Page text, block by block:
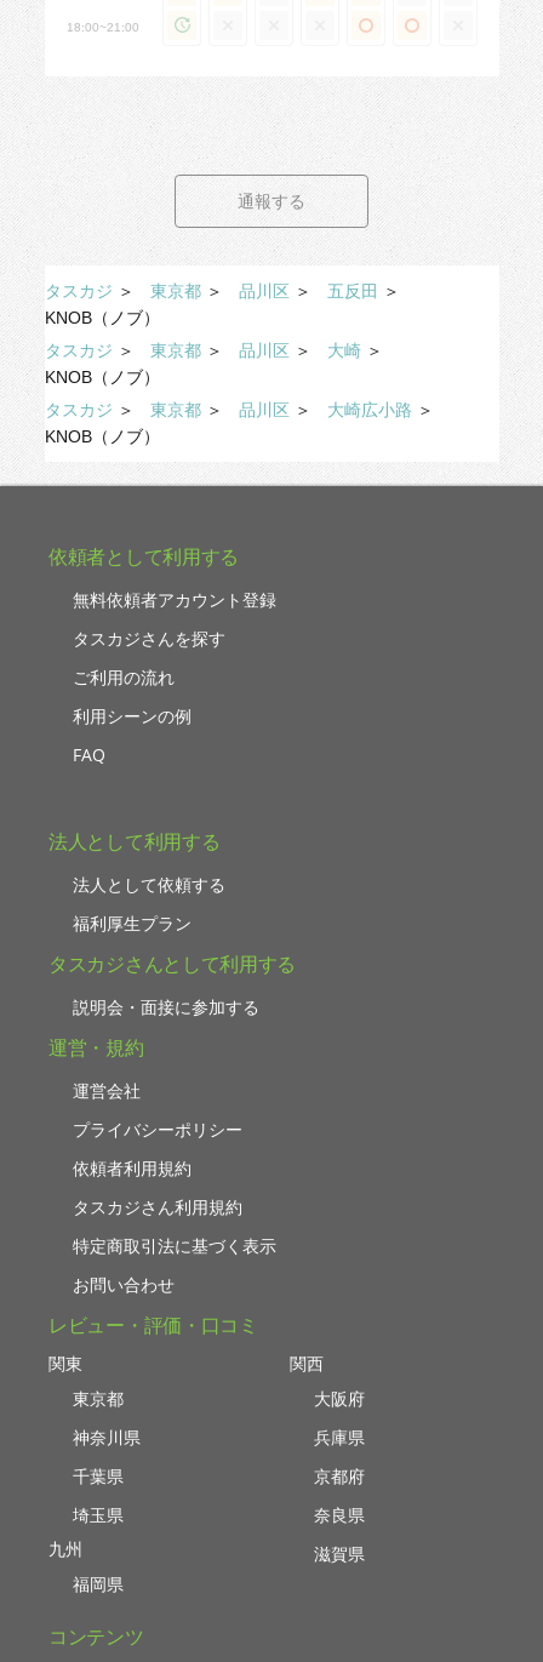
18:00~21:00
通報する
タスカジ ＞ 東京都 ＞ 品川区 ＞ 五反田
＞
KNOB（ノブ）
タスカジ ＞ 東京都 ＞ 品川区 ＞ 大崎 ＞
KNOB（ノブ）
タスカジ ＞ 東京都 ＞ 品川区 ＞ 大崎広小路 ＞
KNOB（ノブ）
依頼者として利用する
無料依頼者アカウント登録
タスカジさんを探す
ご利用の流れ
利用シーンの例
FAQ
法人として利用する
法人として依頼する
福利厚生プラン
タスカジさんとして利用する
説明会・面接に参加する
運営・規約
運営会社
プライバシーポリシー
依頼者利用規約
タスカジさん利用規約
特定商取引法に基づく表示
お問い合わせ
レビュー・評価・口コミ
関東
東京都
神奈川県
千葉県
埼玉県
九州
福岡県
関西
大阪府
兵庫県
京都府
奈良県
滋賀県
コンテンツ